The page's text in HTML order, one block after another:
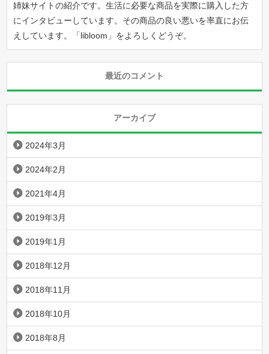
姉妹サイトの紹介です。生活に必要な商品を実際に購入した方
にインタビューしています。その商品の良い悪いを率直にお伝
えしています。「libloom 」をよろしくどうぞ。
最近のコメント
アーカイブ
2024年3月
2024年2月
2021年4月
2019年3月
2019年1月
2018年12月
2018年11月
2018年10月
2018年8月